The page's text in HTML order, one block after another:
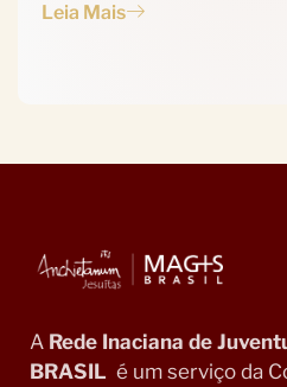
Leia Mais
A Rede Inaciana de
BRASIL é um serviço da